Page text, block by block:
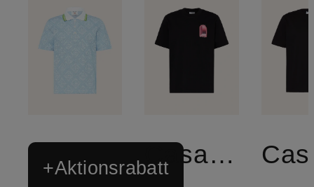
+Aktionsrabatt
Casablanca